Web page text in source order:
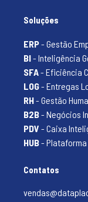
Soluções
ERP- Gestão
BI- Inteligência
SFA- Eficiência
LOG- Entregas
RH- Gestão
B2B- Negócios
PDV - Caixa
HUB-
Contatos